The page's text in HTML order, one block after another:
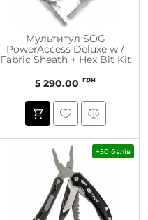
Мультитул SOG
PowerAccess Deluxe w /
Fabric Sheath + Hex Bit Kit
5 290.00 грн
+50 балів